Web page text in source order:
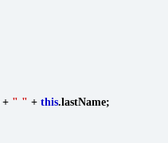
+ " " + this.lastName;